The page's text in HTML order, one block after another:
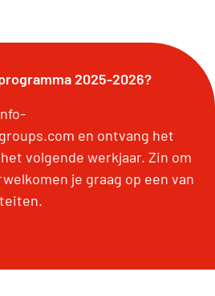
2025-2026?
en ontvang het
volgende werkjaar. Zin om
je graag op een van